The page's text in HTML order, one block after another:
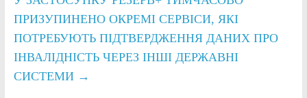
ПРИЗУПИНЕНО ОКРЕМІ СЕРВІСИ, ЯКІ
ПОТРЕБУЮТЬ ПІДТВЕРДЖЕННЯ ДАНИХ ПРО
ІНВАЛІДНІСТЬ ЧЕРЕЗ ІНШІ ДЕРЖАВНІ
СИСТЕМИ →